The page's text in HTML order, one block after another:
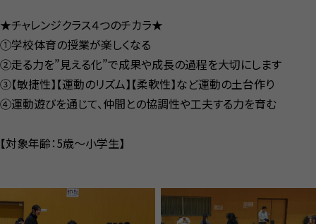
★チャレンジクラス４つのチカラ★
①学校体育の授業が楽しくなる
②走る力を”見える化”で成果や成長の過程を大切にします
③【敏捷性】【運動のリズム】【柔軟性】など運動の土台作り
④運動遊びを通じて、仲間との協調性や工夫する力を育む
【対象年齢：5歳〜小学生】